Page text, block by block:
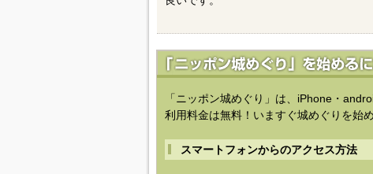
「ニッポン城めぐり」は、iPhone・
利用料金は無料！いますぐ城めぐりを始
スマートフォンからのアクセス方法